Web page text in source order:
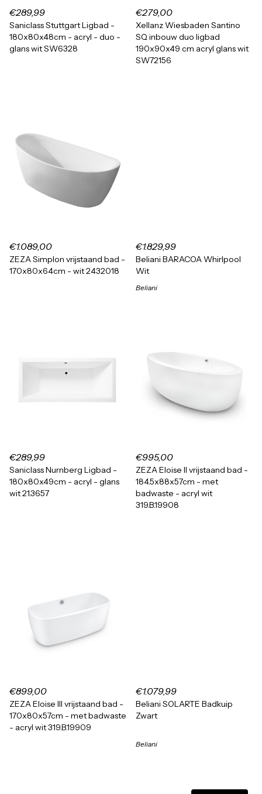
€289,99
Saniclass Stuttgart Ligbad -
180x80x48cm - acryl - duo -
glans wit SW6328
€279,00
Xellanz Wiesbaden Santino
SQ inbouw duo ligbad
190x90x49 cm acryl glans wit
SW72156
€1.089,00
ZEZA Simplon vrijstaand bad -
170x80x64cm - wit 2432018
€1.829,99
Beliani BARACOA Whirlpool
Wit
Beliani
€289,99
Saniclass Nurnberg Ligbad -
180x80x49cm - acryl - glans
wit 21.3657
€995,00
ZEZA Eloise II vrijstaand bad -
184.5x88x57cm - met
badwaste - acryl wit
319.B.19908
€899,00
ZEZA Eloise III vrijstaand bad -
170x80x57cm - met badwaste
- acryl wit 319.B.19909
€1.079,99
Beliani SOLARTE Badkuip
Zwart
Beliani